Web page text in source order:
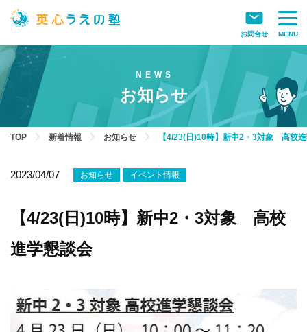
MENU
お問合せ
お知らせ
TOP 新着情報 お知らせ 【4/23(日)10時】新中2・3対象 高校
2023/04/07 お知らせ イベント情報
【4/23(日)10時】新中2・3対象 高校
進学懇談会